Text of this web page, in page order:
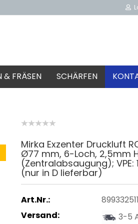
& FRÄSEN SCHÄRFEN
Mirka Exzenter Druckluft
Ø77 mm, 6-Loch, 2,5mm
(Zentralabsaugung); VPE:
(nur in D lieferbar)
Art.Nr.:
Versand:
3-5